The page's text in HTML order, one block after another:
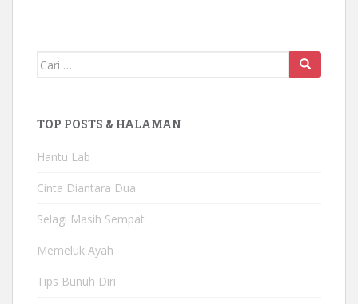
Mencari:
TOP POSTS & HALAMAN
Hantu Lab
Cinta Diantara Dua
Selagi Masih Sempat
Memeluk Ayah
Tips Bunuh Diri